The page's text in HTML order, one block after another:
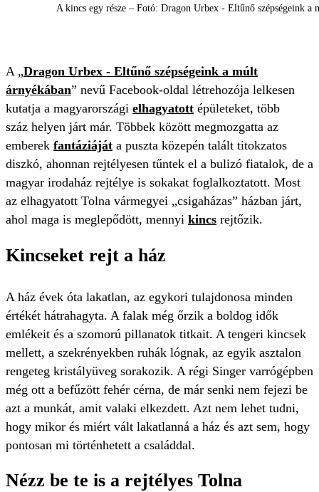
A kincs egy része – Fotó: Dragon Urbex - Eltűnő szépségeink a
A „Dragon Urbex - Eltűnő szépségeink a múlt
árnyékában” nevű Facebook-oldal létrehozója lelkesen
kutatja a magyarországi elhagyatott épületeket, több
száz helyen járt már. Többek között megmozgatta az
emberek fantáziáját a puszta közepén talált titokzatos
diszkó, ahonnan rejtélyesen tűntek el a bulizó fiatalok, de a
magyar irodaház rejtélye is sokakat foglalkoztatott. Most
az elhagyatott Tolna vármegyei „csigaházas” házban járt,
ahol maga is meglepődött, mennyi kincs rejtőzik.
Kincseket rejt a ház
A ház évek óta lakatlan, az egykori tulajdonosa minden
értékét hátrahagyta. A falak még őrzik a boldog idők
emlékeit és a szomorú pillanatok titkait. A tengeri kincsek
mellett, a szekrényekben ruhák lógnak, az egyik asztalon
rengeteg kristályüveg sorakozik. A régi Singer varrógépben
még ott a befűzött fehér cérna, de már senki nem fejezi be
azt a munkát, amit valaki elkezdett. Azt nem lehet tudni,
hogy mikor és miért vált lakatlanná a ház és azt sem, hogy
pontosan mi történhetett a családdal.
Nézz be te is a rejtélyes Tolna